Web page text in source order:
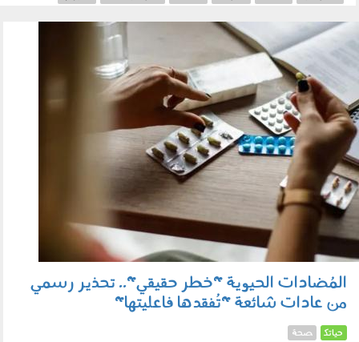
240401.jpg
المُضادات الحيوية "خطر حقيقي".. تحذير رسمي
من عادات شائعة "تُفقدها فاعليتها"
حياتك صحة